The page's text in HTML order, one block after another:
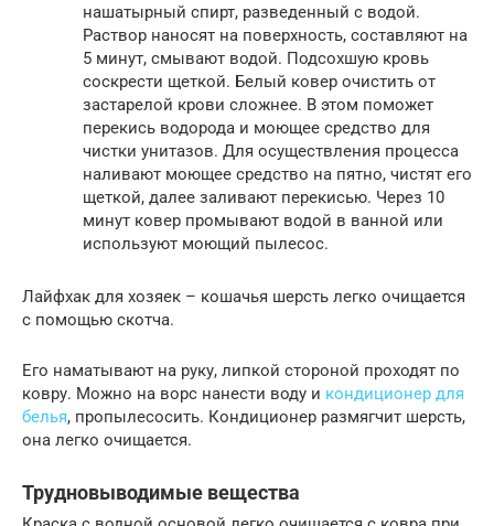
нашатырный спирт, разведенный с водой.
Раствор наносят на поверхность, составляют на
5 минут, смывают водой. Подсохшую кровь
соскрести щеткой. Белый ковер очистить от
застарелой крови сложнее. В этом поможет
перекись водорода и моющее средство для
чистки унитазов. Для осуществления процесса
наливают моющее средство на пятно, чистят его
щеткой, далее заливают перекисью. Через 10
минут ковер промывают водой в ванной или
используют моющий пылесос.
Лайфхак для хозяек – кошачья шерсть легко очищается
с помощью скотча.
Его наматывают на руку, липкой стороной проходят по
ковру. Можно на ворс нанести воду и кондиционер для
белья, пропылесосить. Кондиционер размягчит шерсть,
она легко очищается.
Трудновыводимые вещества